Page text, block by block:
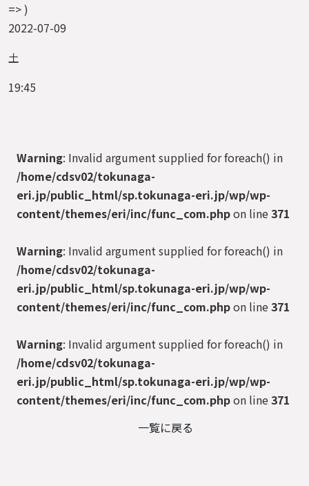
=> )
2022-07-09
土
19:45
Warning: Invalid argument supplied for foreach() in
/home/cdsv02/tokunaga-
eri.jp/public_html/sp.tokunaga-eri.jp/wp/wp-
content/themes/eri/inc/func_com.phpon line371
Warning: Invalid argument supplied for foreach() in
/home/cdsv02/tokunaga-
eri.jp/public_html/sp.tokunaga-eri.jp/wp/wp-
content/themes/eri/inc/func_com.phpon line371
Warning: Invalid argument supplied for foreach() in
/home/cdsv02/tokunaga-
eri.jp/public_html/sp.tokunaga-eri.jp/wp/wp-
content/themes/eri/inc/func_com.phpon line371
一覧に戻る